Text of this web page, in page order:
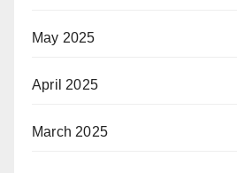
May 2025
April 2025
March 2025